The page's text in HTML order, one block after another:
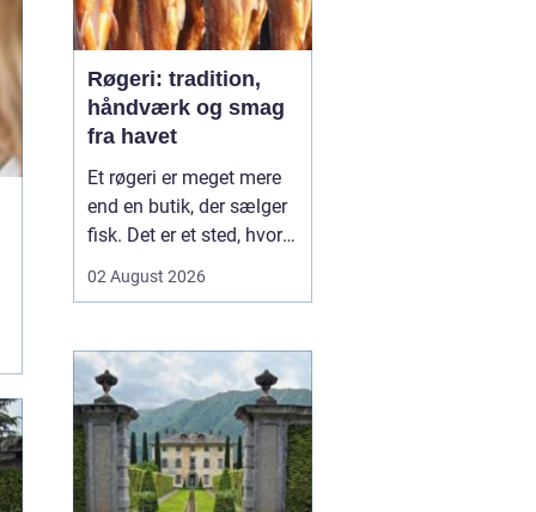
Røgeri: tradition,
håndværk og smag
fra havet
Et røgeri er meget mere
end en butik, der sælger
fisk. Det er et sted, hvor
håndværkstraditioner
lokal kultur. Her
forvandles fisk fra havet
til røgede delikatesser
med dyb sm...
02 August 2026